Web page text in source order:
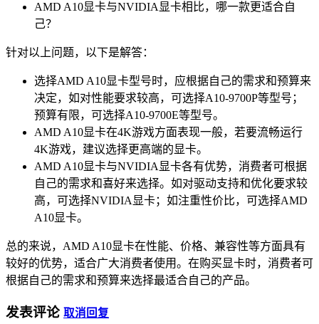
AMD A10显卡与NVIDIA显卡相比，哪一款更适合自
己？
针对以上问题，以下是解答：
选择AMD A10显卡型号时，应根据自己的需求和预算来
决定，如对性能要求较高，可选择A10-9700P等型号；
预算有限，可选择A10-9700E等型号。
AMD A10显卡在4K游戏方面表现一般，若要流畅运行
4K游戏，建议选择更高端的显卡。
AMD A10显卡与NVIDIA显卡各有优势，消费者可根据
自己的需求和喜好来选择。如对驱动支持和优化要求较
高，可选择NVIDIA显卡；如注重性价比，可选择AMD
A10显卡。
总的来说，AMD A10显卡在性能、价格、兼容性等方面具有
较好的优势，适合广大消费者使用。在购买显卡时，消费者可
根据自己的需求和预算来选择最适合自己的产品。
发表评论 取消回复